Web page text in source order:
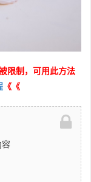
限制，可用此方法
《《
容